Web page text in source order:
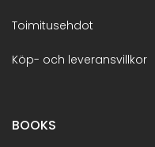
Toimitusehdot
Köp- och leveransvillkor
BOOKS